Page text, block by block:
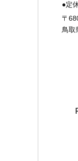
●定
〒
鳥取